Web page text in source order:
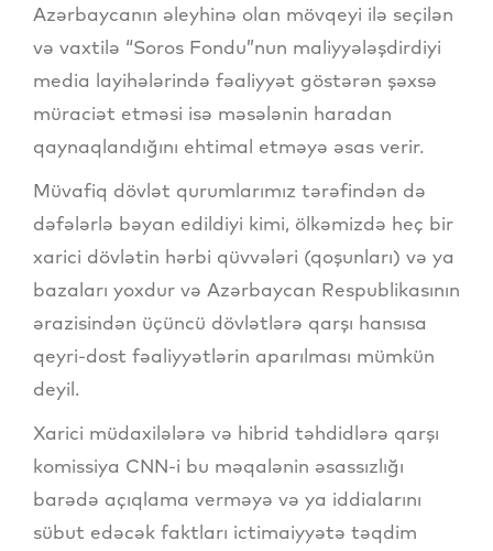
Azərbaycanın əleyhinə olan mövqeyi ilə seçilən
və vaxtilə “Soros Fondu”nun maliyyələşdirdiyi
media layihələrində fəaliyyət göstərən şəxsə
müraciət etməsi isə məsələnin haradan
qaynaqlandığını ehtimal etməyə əsas verir.
Müvafiq dövlət qurumlarımız tərəfindən də
dəfələrlə bəyan edildiyi kimi, ölkəmizdə heç bir
xarici dövlətin hərbi qüvvələri (qoşunları) və ya
bazaları yoxdur və Azərbaycan Respublikasının
ərazisindən üçüncü dövlətlərə qarşı hansısa
qeyri-dost fəaliyyətlərin aparılması mümkün
deyil.
Xarici müdaxilələrə və hibrid təhdidlərə qarşı
komissiya CNN-i bu məqalənin əsassızlığı
barədə açıqlama verməyə və ya iddialarını
sübut edəcək faktları ictimaiyyətə təqdim